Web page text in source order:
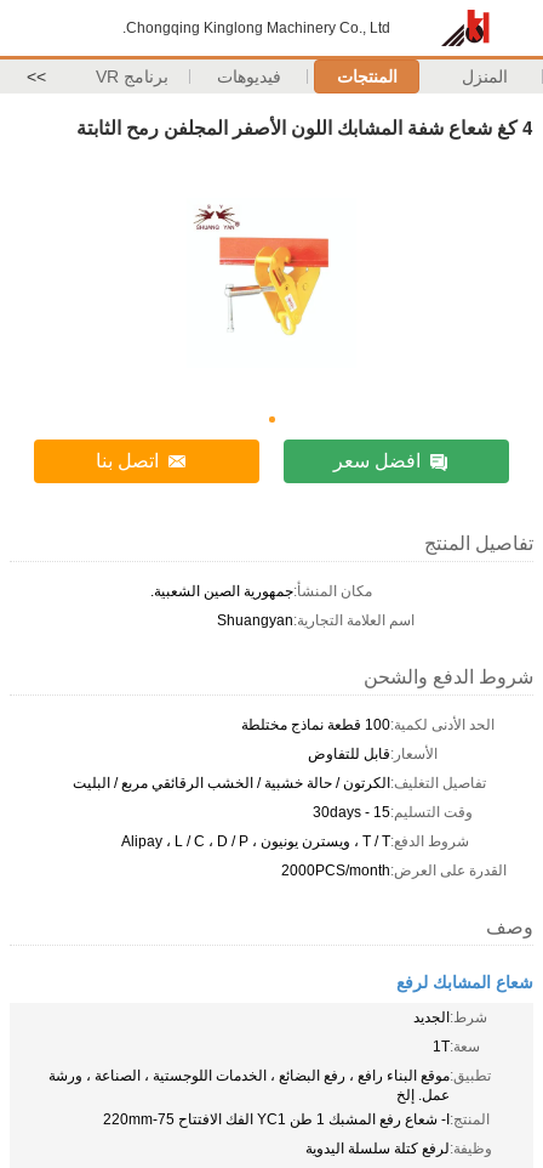
Chongqing Kinglong Machinery Co., Ltd.
المنزل المنتجات فيديوهات برنامج VR >>
4 كغ شعاع شفة المشابك اللون الأصفر المجلفن رمح الثابتة
افضل سعر اتصل بنا
تفاصيل المنتج
مكان المنشأ:جمهورية الصين الشعبية.
اسم العلامة التجارية:Shuangyan
شروط الدفع والشحن
الحد الأدنى لكمية:100 قطعة نماذج مختلطة
الأسعار:قابل للتفاوض
تفاصيل التغليف:الكرتون / حالة خشبية / الخشب الرقائقي مربع / البليت
وقت التسليم:15 - 30days
شروط الدفع:T / T ، ويسترن يونيون ، Alipay ، L / C ، D / P
القدرة على العرض:2000PCS/month
وصف
شعاع المشابك لرفع
شرط:الجديد
سعة:1T
تطبيق:موقع البناء رافع ، رفع البضائع ، الخدمات اللوجستية ، الصناعة ، ورشة
عمل. إلخ
المنتج:I- شعاع رفع المشبك 1 طن YC1 الفك الافتتاح 75-220mm
وظيفة:لرفع كتلة سلسلة اليدوية